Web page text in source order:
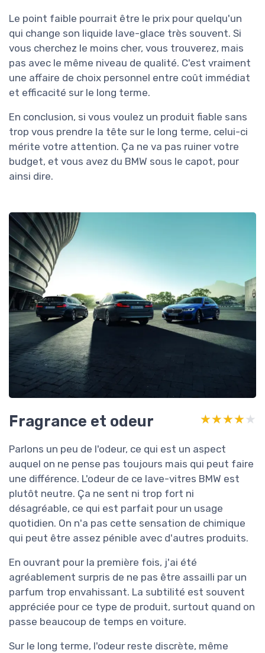
Le point faible pourrait être le prix pour quelqu'un
qui change son liquide lave-glace très souvent. Si
vous cherchez le moins cher, vous trouverez, mais
pas avec le même niveau de qualité. C'est vraiment
une affaire de choix personnel entre coût immédiat
et efficacité sur le long terme.
En conclusion, si vous voulez un produit fiable sans
trop vous prendre la tête sur le long terme, celui-ci
mérite votre attention. Ça ne va pas ruiner votre
budget, et vous avez du BMW sous le capot, pour
ainsi dire.
Fragrance et odeur ★★★★★
★★★★★
Parlons un peu de l'odeur, ce qui est un aspect
auquel on ne pense pas toujours mais qui peut faire
une différence. L'odeur de ce lave-vitres BMW est
plutôt neutre. Ça ne sent ni trop fort ni
désagréable, ce qui est parfait pour un usage
quotidien. On n'a pas cette sensation de chimique
qui peut être assez pénible avec d'autres produits.
En ouvrant pour la première fois, j'ai été
agréablement surpris de ne pas être assailli par un
parfum trop envahissant. La subtilité est souvent
appréciée pour ce type de produit, surtout quand on
passe beaucoup de temps en voiture.
Sur le long terme, l'odeur reste discrète, même